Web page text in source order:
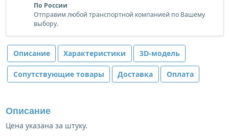
По России
Отправим любой транспортной компанией по Вашему
выбору.
Описание Характеристики 3D-модель
Сопутствующие товары Доставка Оплата
Описание
Цена указана за штуку.